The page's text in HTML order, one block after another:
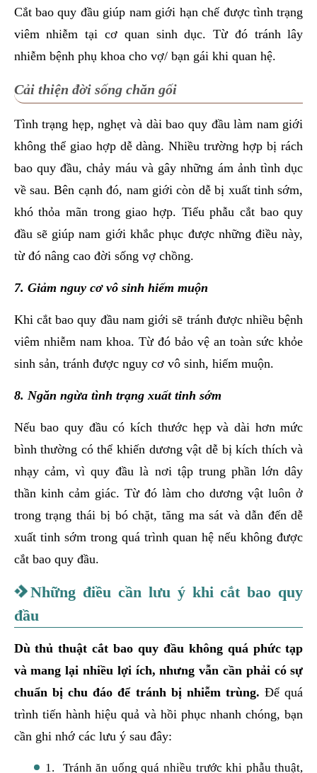
Cắt bao quy đầu giúp nam giới hạn chế được tình trạng
viêm nhiễm tại cơ quan sinh dục. Từ đó tránh lây
nhiễm bệnh phụ khoa cho vợ/ bạn gái khi quan hệ.
Cải thiện đời sống chăn gối
Tình trạng hẹp, nghẹt và dài bao quy đầu làm nam giới
không thể giao hợp dễ dàng. Nhiều trường hợp bị rách
bao quy đầu, chảy máu và gây những ám ảnh tình dục
về sau. Bên cạnh đó, nam giới còn dễ bị xuất tinh sớm,
khó thỏa mãn trong giao hợp. Tiểu phẫu cắt bao quy
đầu sẽ giúp nam giới khắc phục được những điều này,
từ đó nâng cao đời sống vợ chồng.
7. Giảm nguy cơ vô sinh hiếm muộn
Khi cắt bao quy đầu nam giới sẽ tránh được nhiều bệnh
viêm nhiễm nam khoa. Từ đó bảo vệ an toàn sức khỏe
sinh sản, tránh được nguy cơ vô sinh, hiếm muộn.
8. Ngăn ngừa tình trạng xuất tinh sớm
Nếu bao quy đầu có kích thước hẹp và dài hơn mức
bình thường có thể khiến dương vật dễ bị kích thích và
nhạy cảm, vì quy đầu là nơi tập trung phần lớn dây
thần kinh cảm giác. Từ đó làm cho dương vật luôn ở
trong trạng thái bị bó chặt, tăng ma sát và dẫn đến dễ
xuất tinh sớm trong quá trình quan hệ nếu không được
cắt bao quy đầu.
Những điều cần lưu ý khi cắt bao quy
đầu
Dù thủ thuật cắt bao quy đầu không quá phức tạp
và mang lại nhiều lợi ích, nhưng vẫn cần phải có sự
chuẩn bị chu đáo để tránh bị nhiễm trùng. Để quá
trình tiến hành hiệu quả và hồi phục nhanh chóng, bạn
cần ghi nhớ các lưu ý sau đây:
1. Tránh ăn uống quá nhiều trước khi phẫu thuật,